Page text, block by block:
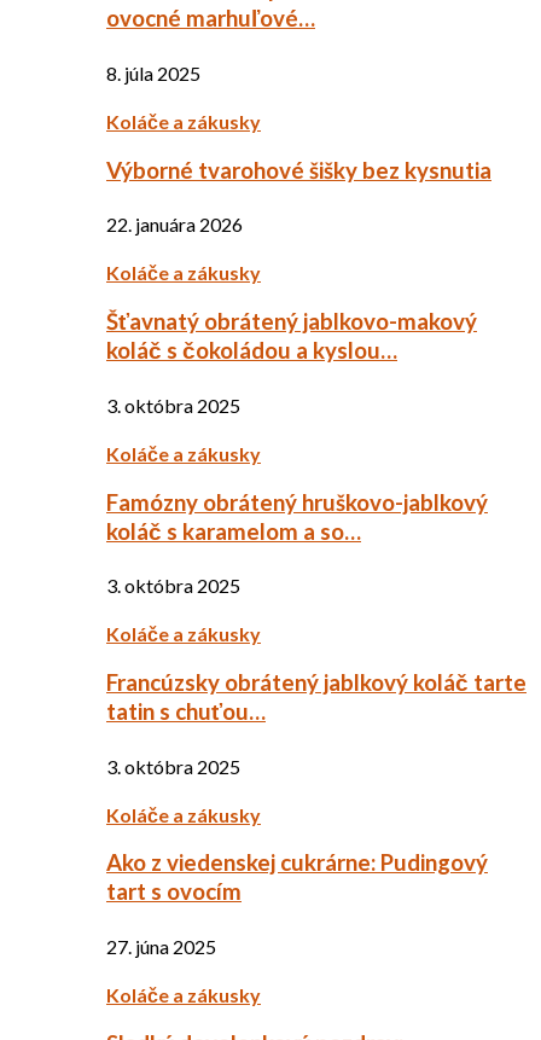
ovocné marhuľové…
8. júla 2025
Koláče a zákusky
Výborné tvarohové šišky bez kysnutia
22. januára 2026
Koláče a zákusky
Šťavnatý obrátený jablkovo-makový
koláč s čokoládou a kyslou…
3. októbra 2025
Koláče a zákusky
Famózny obrátený hruškovo-jablkový
koláč s karamelom a so…
3. októbra 2025
Koláče a zákusky
Francúzsky obrátený jablkový koláč tarte
tatin s chuťou…
3. októbra 2025
Koláče a zákusky
Ako z viedenskej cukrárne: Pudingový
tart s ovocím
27. júna 2025
Koláče a zákusky